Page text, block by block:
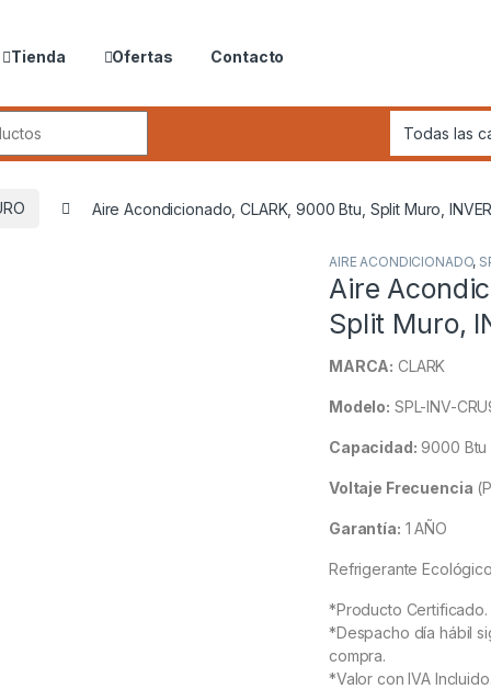
Tienda Ofertas Contacto
Aire Acondicionado, CLARK, 9000 Btu, Split Muro,
AIRE ACONDICIONADO,
Aire
Split Muro,
MARCA: CLARK
Modelo: SPL-INV-
Capacidad: 9000 Btu
Voltaje Frecuencia
Garantía: 1 AÑO
Refrigerante
*Producto Certificado.
*Despacho día hábil
compra.
*Valor con IVA Incluido.